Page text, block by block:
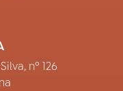
nº 126